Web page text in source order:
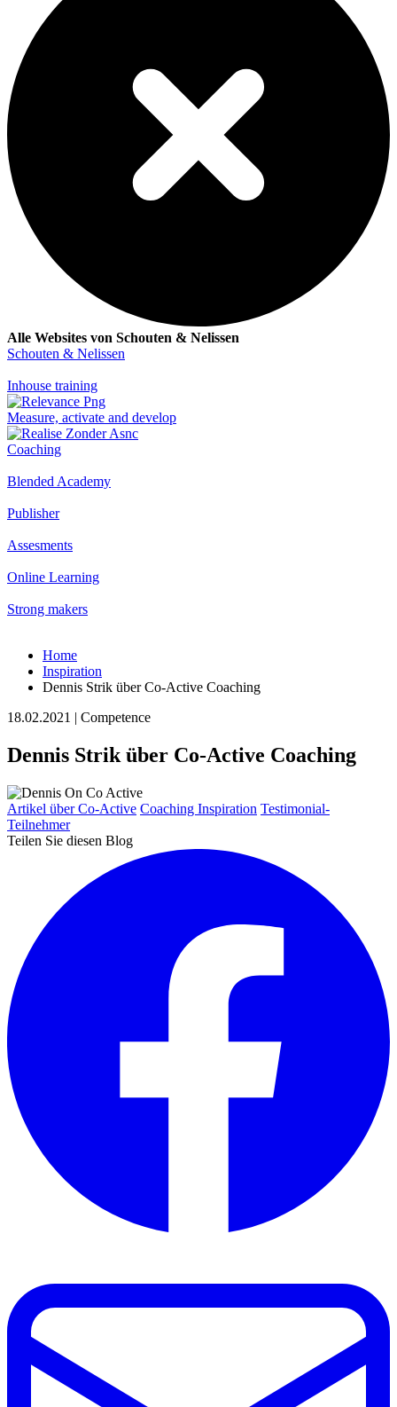
Alle Websites von Schouten & Nelissen
Schouten & Nelissen
Inhouse training
Measure, activate and develop
Coaching
Blended Academy
Publisher
Assesments
Online Learning
Strong makers
Home
Inspiration
Dennis Strik über Co-Active Coaching
18.02.2021 | Competence
Dennis Strik über Co-Active Coaching
Artikel über Co-Active Coaching Inspiration Testimonial-
Teilnehmer
Teilen Sie diesen Blog